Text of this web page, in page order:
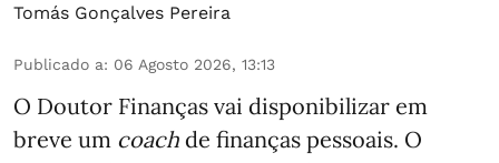
Tomás Gonçalves Pereira
Publicado a: 06 Agosto 2026, 13:13
O Doutor Finanças vai disponibilizar em
breve um coach de finanças pessoais. O